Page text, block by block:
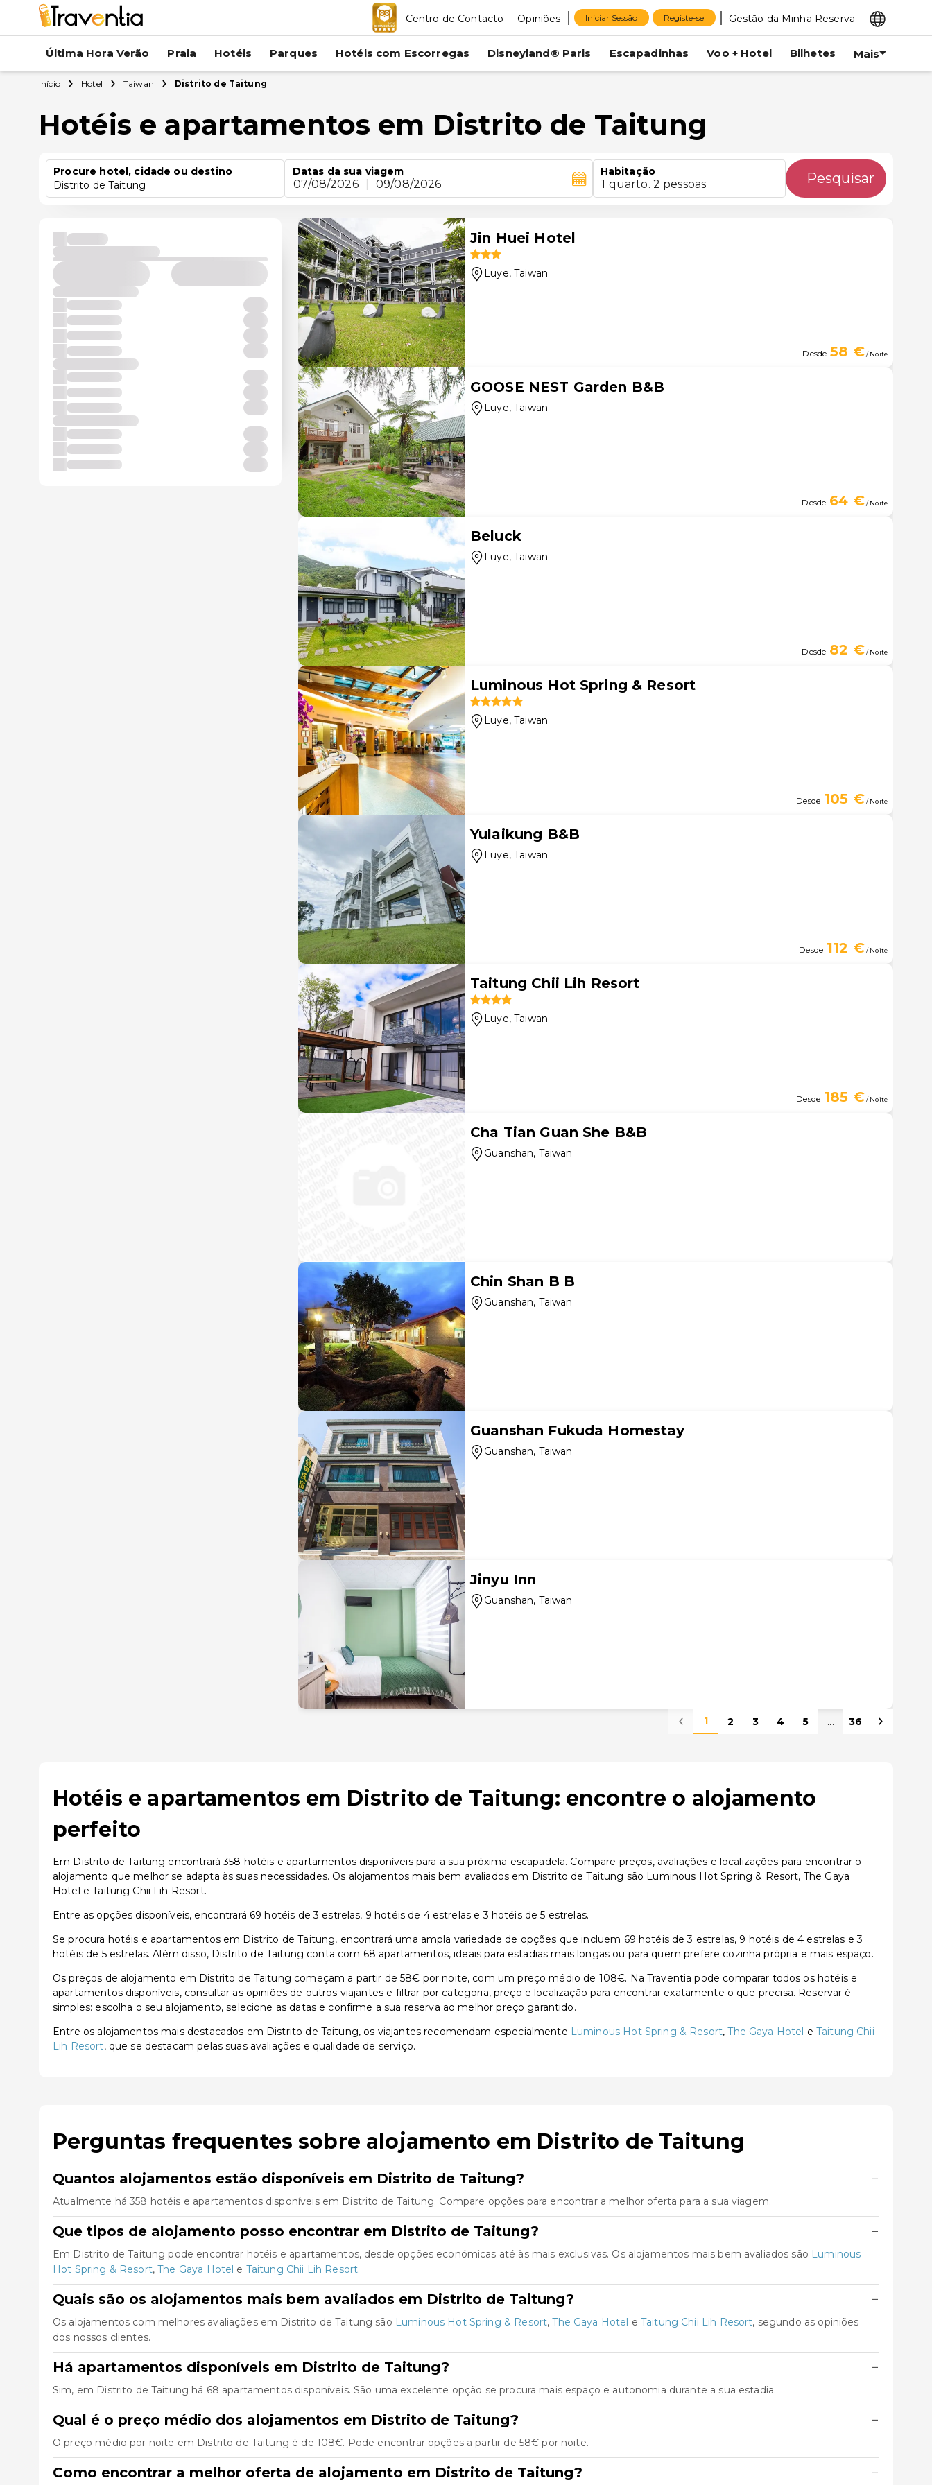
Centro de Contacto Opiniões Iniciar Sessão Registe-se Gestão da Minha Reserva
Última Hora Verão Praia Hotéis Parques Hotéis com Escorregas Disneyland® Paris Escapadinhas Voo + Hotel Bilhetes Mais
Início Hotel Taiwan Distrito de Taitung
Hotéis e apartamentos em Distrito de Taitung
Procure hotel, cidade ou destino
Distrito de Taitung
Datas da sua viagem
07/08/2026 09/08/2026
Habitação
1 quarto. 2 pessoas Pesquisar
Jin Huei Hotel
Luye, Taiwan
Desde 58 €/ Noite
GOOSE NEST Garden B&B
Luye, Taiwan
Desde 64 €/ Noite
Beluck
Luye, Taiwan
Desde 82 €/ Noite
Luminous Hot Spring & Resort
Luye, Taiwan
Desde 105 €/ Noite
Yulaikung B&B
Luye, Taiwan
Desde 112 €/ Noite
Taitung Chii Lih Resort
Luye, Taiwan
Desde 185 €/ Noite
Cha Tian Guan She B&B
Guanshan, Taiwan
Chin Shan B B
Guanshan, Taiwan
Guanshan Fukuda Homestay
Guanshan, Taiwan
Jinyu Inn
Guanshan, Taiwan
1 2 3 4 5 ... 36
Hotéis e apartamentos em Distrito de Taitung: encontre o alojamento
perfeito
Em Distrito de Taitung encontrará 358 hotéis e apartamentos disponíveis para a sua próxima escapadela. Compare preços, avaliações e localizações para encontrar o
alojamento que melhor se adapta às suas necessidades. Os alojamentos mais bem avaliados em Distrito de Taitung são Luminous Hot Spring & Resort, The Gaya
Hotel e Taitung Chii Lih Resort.
Entre as opções disponíveis, encontrará 69 hotéis de 3 estrelas, 9 hotéis de 4 estrelas e 3 hotéis de 5 estrelas.
Se procura hotéis e apartamentos em Distrito de Taitung, encontrará uma ampla variedade de opções que incluem 69 hotéis de 3 estrelas, 9 hotéis de 4 estrelas e 3
hotéis de 5 estrelas. Além disso, Distrito de Taitung conta com 68 apartamentos, ideais para estadias mais longas ou para quem prefere cozinha própria e mais espaço.
Os preços de alojamento em Distrito de Taitung começam a partir de 58€ por noite, com um preço médio de 108€. Na Traventia pode comparar todos os hotéis e
apartamentos disponíveis, consultar as opiniões de outros viajantes e filtrar por categoria, preço e localização para encontrar exatamente o que precisa. Reservar é
simples: escolha o seu alojamento, selecione as datas e confirme a sua reserva ao melhor preço garantido.
Entre os alojamentos mais destacados em Distrito de Taitung, os viajantes recomendam especialmente Luminous Hot Spring & Resort,The Gaya Hotel e Taitung Chii
Lih Resort, que se destacam pelas suas avaliações e qualidade de serviço.
Perguntas frequentes sobre alojamento em Distrito de Taitung
Quantos alojamentos estão disponíveis em Distrito de Taitung? −
Atualmente há 358 hotéis e apartamentos disponíveis em Distrito de Taitung. Compare opções para encontrar a melhor oferta para a sua viagem.
Que tipos de alojamento posso encontrar em Distrito de Taitung? −
Em Distrito de Taitung pode encontrar hotéis e apartamentos, desde opções económicas até às mais exclusivas. Os alojamentos mais bem avaliados são Luminous
Hot Spring & Resort,The Gaya Hotel e Taitung Chii Lih Resort.
Quais são os alojamentos mais bem avaliados em Distrito de Taitung? −
Os alojamentos com melhores avaliações em Distrito de Taitung são Luminous Hot Spring & Resort,The Gaya Hotel e Taitung Chii Lih Resort, segundo as opiniões
dos nossos clientes.
Há apartamentos disponíveis em Distrito de Taitung? −
Sim, em Distrito de Taitung há 68 apartamentos disponíveis. São uma excelente opção se procura mais espaço e autonomia durante a sua estadia.
Qual é o preço médio dos alojamentos em Distrito de Taitung? −
O preço médio por noite em Distrito de Taitung é de 108€. Pode encontrar opções a partir de 58€ por noite.
Como encontrar a melhor oferta de alojamento em Distrito de Taitung? −